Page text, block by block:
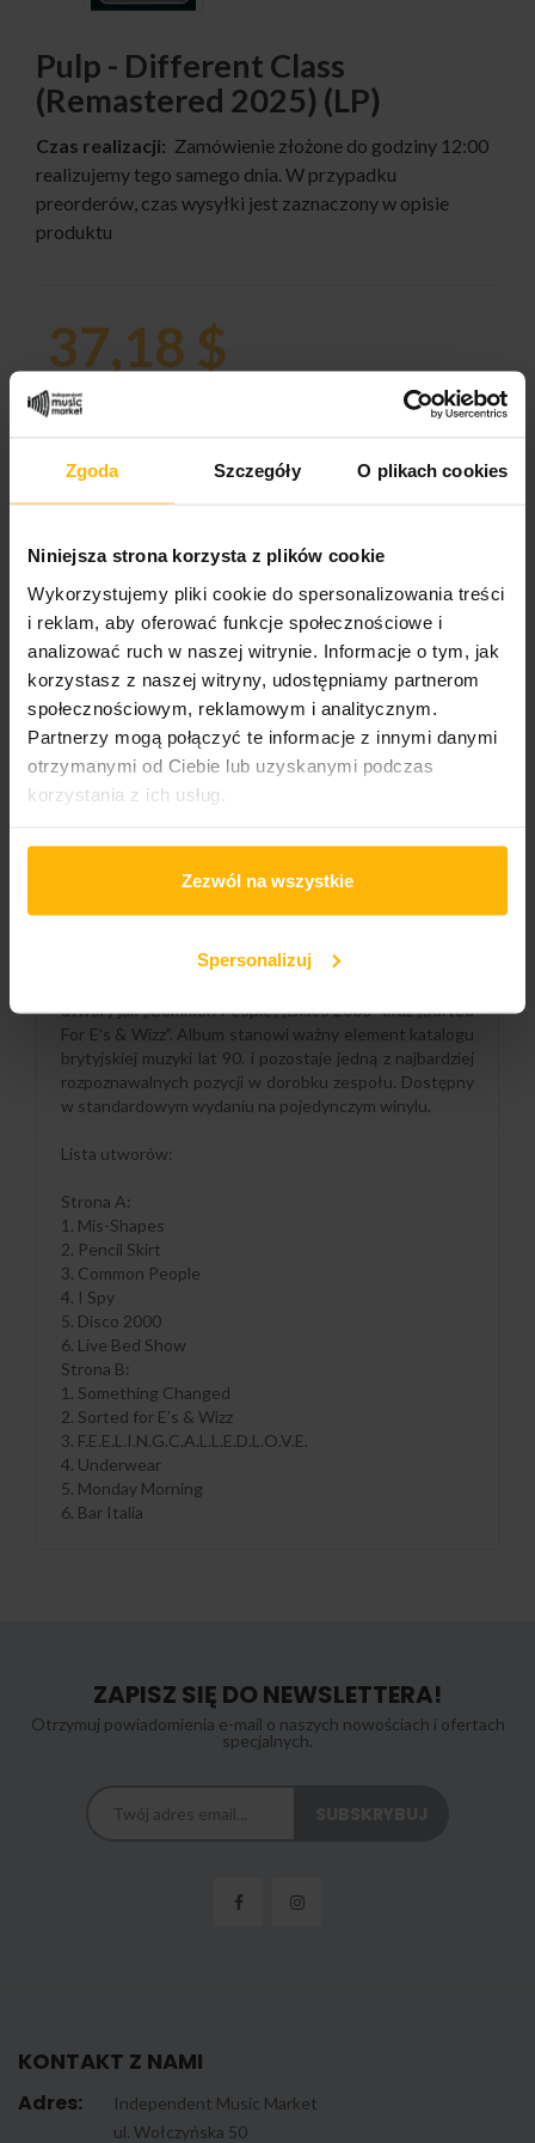
Zgoda Szczegóły O plikach cookies
Niniejsza strona korzysta z plików cookie
Wykorzystujemy pliki cookie do spersonalizowania treści
i reklam, aby oferować funkcje społecznościowe i
analizować ruch w naszej witrynie. Informacje o tym, jak
korzystasz z naszej witryny, udostępniamy partnerom
społecznościowym, reklamowym i analitycznym.
Partnerzy mogą połączyć te informacje z innymi danymi
otrzymanymi od Ciebie lub uzyskanymi podczas
korzystania z ich usług.
Zezwól na wszystkie
Spersonalizuj
Pulp - Different Class
(Remastered 2025) (LP)
Czas realizacji: Zamówienie złożone do godziny 12:00
realizujemy tego samego dnia. W przypadku
preorderów, czas wysyłki jest zaznaczony w opisie
produktu
37,18 $
ILOŚĆ:
DODAJ DO KOSZYKA
Gatunek:
Rock
Podgatunek:
Brit Pop
roku i jeden z kluczowych tytułów ery Britpop,
utwory jak „Common People”, „Disco 2000” oraz „Sorted
For E’s & Wizz”. Album stanowi ważny element katalogu
brytyjskiej muzyki lat 90. i pozostaje jedną z najbardziej
rozpoznawalnych pozycji w dorobku zespołu. Dostępny
w standardowym wydaniu na pojedynczym winylu.
Lista utworów:
Strona A:
1. Mis-Shapes
2. Pencil Skirt
3. Common People
4. I Spy
5. Disco 2000
6. Live Bed Show
Strona B:
1. Something Changed
2. Sorted for E’s & Wizz
3. F.E.E.L.I.N.G.C.A.L.L.E.D.L.O.V.E.
4. Underwear
5. Monday Morning
6. Bar Italia
ZAPISZ SIĘ DO NEWSLETTERA!
Otrzymuj powiadomienia e-mail o naszych nowościach i ofertach
specjalnych.
KONTAKT Z NAMI
Adres:
Independent Music Market
ul. Wołczyńska 50